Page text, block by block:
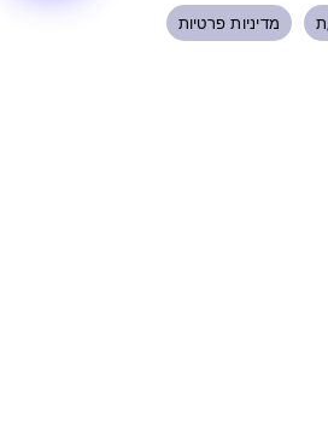
הנגישות באתרי צד
מדיניות פרטיות